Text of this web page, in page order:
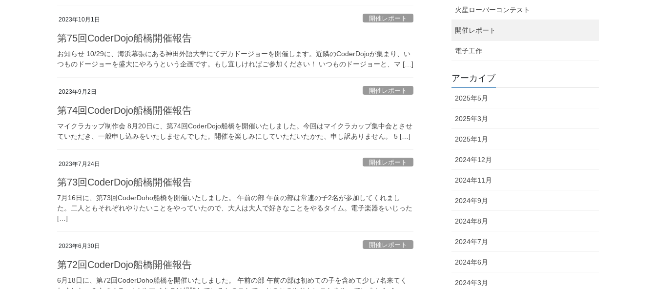
2023年10月1日 開催レポート
第75回CoderDojo船橋開催報告
お知らせ 10/29に、海浜幕張にある神田外語大学にてデカドージョーを開催します。近隣のCoderDojoが集まり、い
つものドージョーを盛大にやろうという企画です。もし宜しければご参加ください！ いつものドージョーと、マ […]
2023年9月2日 開催レポート
第74回CoderDojo船橋開催報告
マイクラカップ制作会 8月20日に、第74回CoderDojo船橋を開催いたしました。今回はマイクラカップ集中会とさせ
ていただき、一般申し込みをいたしませんでした。開催を楽しみにしていただいたかた、申し訳ありません。 5 […]
2023年7月24日 開催レポート
第73回CoderDojo船橋開催報告
7月16日に、第73回CoderDoho船橋を開催いたしました。 午前の部 午前の部は常連の子2名が参加してくれまし
た。二人ともそれぞれやりたいことをやっていたので、大人は大人で好きなことをやるタイム。電子楽器をいじった
[…]
2023年6月30日 開催レポート
第72回CoderDojo船橋開催報告
6月18日に、第72回CoderDoho船橋を開催いたしました。 午前の部 午前の部は初めての子を含めて少し7名来てく
火星ローバーコンテスト
開催レポート
電子工作
アーカイブ
2025年5月
2025年3月
2025年1月
2024年12月
2024年11月
2024年9月
2024年8月
2024年7月
2024年6月
2024年3月